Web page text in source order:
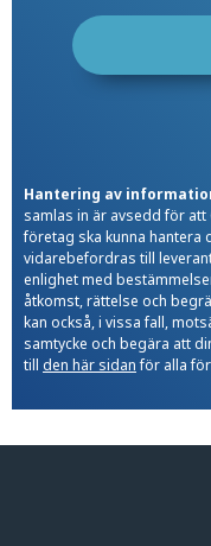
Hantering av
samlas in är avsedd för att
företag ska kunna hantera
vidarebefordras till
enlighet med
åtkomst, rättelse och
kan också, i vissa fall,
samtycke och begära att
till den här sidanför alla